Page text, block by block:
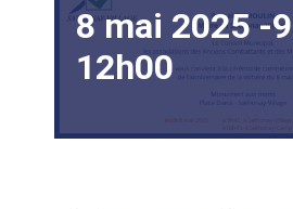
8 mai 2025 -
12h00